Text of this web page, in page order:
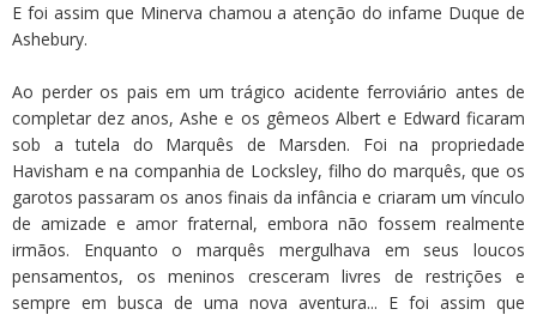
E foi assim que Minerva chamou a atenção do infame Duque de
Ashebury.
Ao perder os pais em um trágico acidente ferroviário antes de
completar dez anos, Ashe e os gêmeos Albert e Edward ficaram
sob a tutela do Marquês de Marsden. Foi na propriedade
Havisham e na companhia de Locksley, filho do marquês, que os
garotos passaram os anos finais da infância e criaram um vínculo
de amizade e amor fraternal, embora não fossem realmente
irmãos. Enquanto o marquês mergulhava em seus loucos
pensamentos, os meninos cresceram livres de restrições e
sempre em busca de uma nova aventura... E foi assim que